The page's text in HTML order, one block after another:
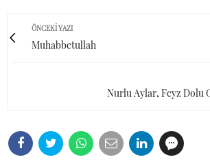
ÖNCEKI YAZI
Muhabbetullah
Nurlu Aylar, Feyz Dolu